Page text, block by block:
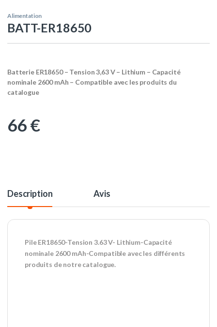
Alimentation
BATT-ER18650
Batterie ER18650 – Tension 3,63 V – Lithium – Capacité
nominale 2600 mAh – Compatible avec les produits du
catalogue
66€
Description Avis
Pile ER18650-Tension 3.63 V- Lithium-Capacité
nominale 2600 mAh-Compatible avec les différents
produits de notre catalogue.